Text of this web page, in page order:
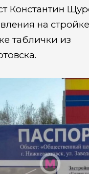
Константин
на
таблички из